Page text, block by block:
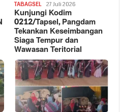
TABAGSEL 27 Juli 2026
Kunjungi Kodim
0212/Tapsel, Pangdam
Tekankan Keseimbangan
Siaga Tempur dan
Wawasan Teritorial